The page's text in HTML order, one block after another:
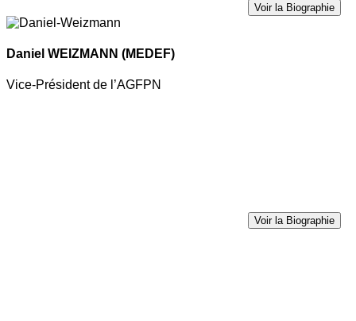
Voir la Biographie
Daniel WEIZMANN (MEDEF)
Vice-Président de l’AGFPN
Voir la Biographie